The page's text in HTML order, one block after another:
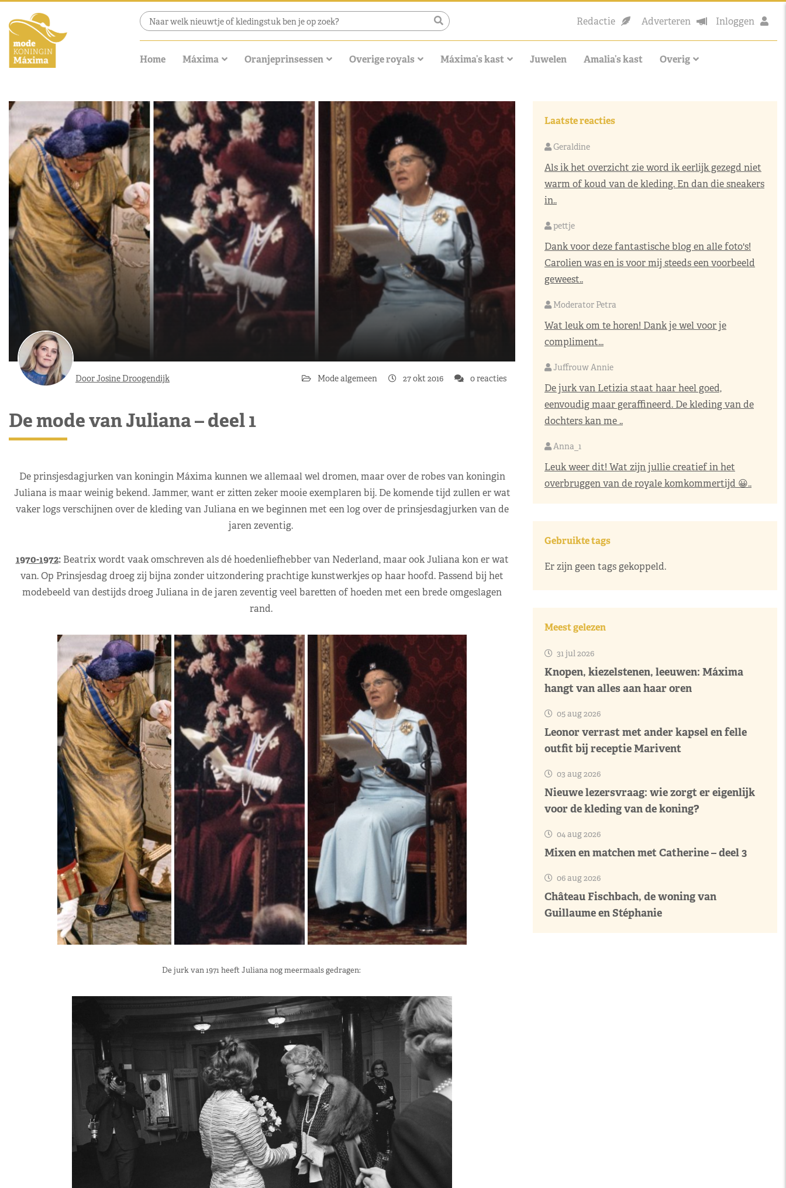
Redactie Adverteren Inloggen
Home Máxima Oranjeprinsessen Overige royals Máxima’s kast Juwelen Amalia’s kast Overig
Door Josine Droogendijk Mode algemeen 27 okt 2016 0 reacties
De mode van Juliana – deel 1
De prinsjesdagjurken van koningin Máxima kunnen we allemaal wel dromen, maar over de robes van koningin
Juliana is maar weinig bekend. Jammer, want er zitten zeker mooie exemplaren bij. De komende tijd zullen er wat
vaker logs verschijnen over de kleding van Juliana en we beginnen met een log over de prinsjesdagjurken van de
jaren zeventig.
1970-1972:Beatrix wordt vaak omschreven als dé hoedenliefhebber van Nederland, maar ook Juliana kon er wat
van. Op Prinsjesdag droeg zij bijna zonder uitzondering prachtige kunstwerkjes op haar hoofd. Passend bij het
modebeeld van destijds droeg Juliana in de jaren zeventig veel baretten of hoeden met een brede omgeslagen
rand.
De jurk van 1971 heeft Juliana nog meermaals gedragen:
Laatste reacties
Geraldine
Als ik het overzicht zie word ik eerlijk gezegd niet
warm of koud van de kleding. En dan die sneakers
in..
pettje
Dank voor deze fantastische blog en alle foto's!
Carolien was en is voor mij steeds een voorbeeld
geweest..
Moderator Petra
Wat leuk om te horen! Dank je wel voor je
compliment...
Juffrouw Annie
De jurk van Letizia staat haar heel goed,
eenvoudig maar geraffineerd. De kleding van de
dochters kan me ..
Anna_1
Leuk weer dit! Wat zijn jullie creatief in het
overbruggen van de royale komkommertijd 😀..
Gebruikte tags
Er zijn geen tags gekoppeld.
Meest gelezen
31 jul 2026
Knopen, kiezelstenen, leeuwen: Máxima
hangt van alles aan haar oren
05 aug 2026
Leonor verrast met ander kapsel en felle
outfit bij receptie Marivent
03 aug 2026
Nieuwe lezersvraag: wie zorgt er eigenlijk
voor de kleding van de koning?
04 aug 2026
Mixen en matchen met Catherine – deel 3
06 aug 2026
Château Fischbach, de woning van
Guillaume en Stéphanie